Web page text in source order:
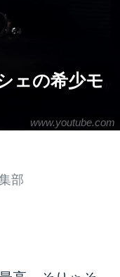
www.youtube.com
ェの希少モ
部